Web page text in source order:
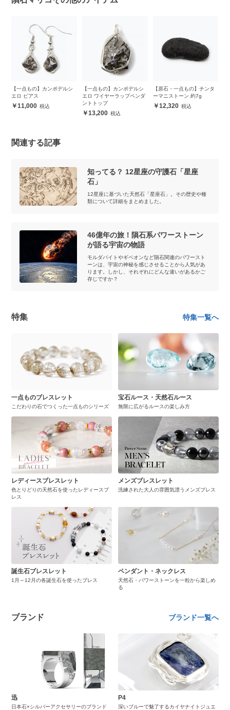
【一点もの】カンポデルシ
エロ ピアス
11,000
【一点もの】カンポデルシ
エロ ワイヤーラップペンダ
ントトップ
13,200
【原石・一点もの】チンタ
ーマニストーン 約7g
12,320
関連する記事
知ってる？ 12星座の守護石「星座
石」
12星座に基づいた天然石「星座石」。その歴史や種
類について詳細をまとめました。
46億年の旅！隕石系パワーストーン
が語る宇宙の物語
モルダバイトやギベオンなど隕石関連のパワースト
ーンは、宇宙の神秘を感じさせることから人気があ
ります。しかし、それぞれにどんな違いがあるかご
存じですか？
特集 特集一覧へ
一点ものブレスレット
こだわりの石でつくった一点ものシリーズ
宝石ルース・天然石ルース
無限に広がるルースの楽しみ方
レディースブレスレット
色とりどりの天然石を使ったレディースブ
レス
メンズブレスレット
洗練された大人の雰囲気漂うメンズブレス
誕生石ブレスレット
1月～12月の各誕生石を使ったブレス
ペンダント・ネックレス
天然石・パワーストーンを一粒から楽しめ
る
ブランド ブランド一覧へ
迅
日本石×シルバーアクセサリーのブランド
P4
深いブルーで魅了するカイヤナイトジュエ